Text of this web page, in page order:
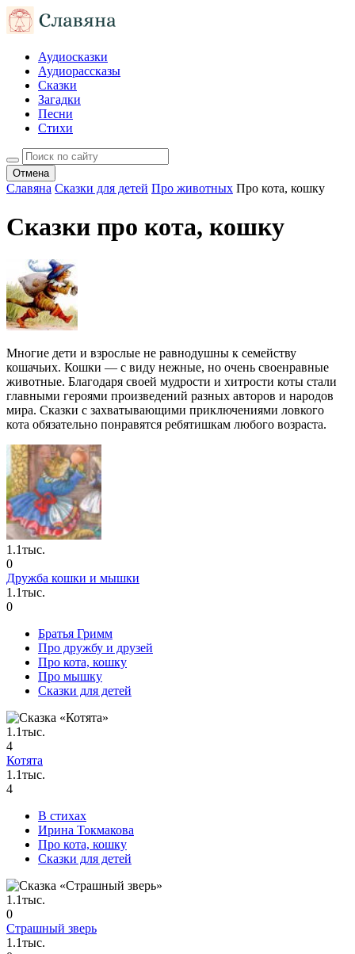
Аудиосказки
Аудиорассказы
Сказки
Загадки
Песни
Стихи
Отмена
Славяна Сказки для детей Про животных Про кота, кошку
Сказки про кота, кошку
Многие дети и взрослые не равнодушны к семейству
кошачьих. Кошки — с виду нежные, но очень своенравные
животные. Благодаря своей мудрости и хитрости коты стали
главными героями произведений разных авторов и народов
мира. Сказки с захватывающими приключениями ловкого
кота обязательно понравятся ребятишкам любого возраста.
1.1тыс.
0
Дружба кошки и мышки
1.1тыс.
0
Братья Гримм
Про дружбу и друзей
Про кота, кошку
Про мышку
Сказки для детей
1.1тыс.
4
Котята
1.1тыс.
4
В стихах
Ирина Токмакова
Про кота, кошку
Сказки для детей
1.1тыс.
0
Страшный зверь
1.1тыс.